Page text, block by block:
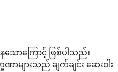
ောကြောင့် ဖြစ်ပါသည်။
များသည် ချက်ချင်း ဆေးဝါး